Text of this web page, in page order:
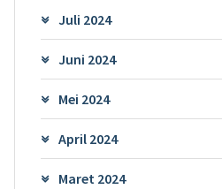
Juli 2024
Juni 2024
Mei 2024
April 2024
Maret 2024